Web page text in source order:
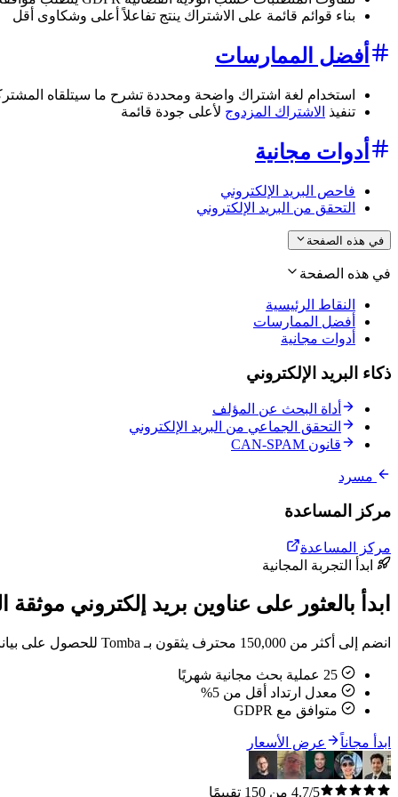
بناء قوائم قائمة على الاشتراك ينتج تفاعلاً أعلى وشكاوى أقل
أفضل الممارسات
استخدام لغة اشتراك واضحة ومحددة تشرح ما سيتلقاه
تنفيذ الاشتراك المزدوج لأعلى جودة قائمة
أدوات مجانية
فاحص البريد الإلكتروني
التحقق من البريد الإلكتروني
في هذه الصفحة
في هذه الصفحة
النقاط الرئيسية
أفضل الممارسات
أدوات مجانية
ذكاء البريد الإلكتروني
أداة البحث عن المؤلف
التحقق الجماعي من البريد الإلكتروني
قانون CAN-SPAM
مسرد
مركز المساعدة
مركز المساعدة
ابدأ التجربة المجانية
ابدأ بالعثور على عناوين بريد إلكتروني موثقة
انضم إلى أكثر من 150,000 محترف يثقون بـ Tomba للحصول على بيانات اتصال دقيقة. بدون بطاقة ائتمان.
معدل ارتداد أقل من 5%
متوافق مع GDPR
ابدأ مجاناً عرض الأسعار
4.7/5 من 150 تقييمًا